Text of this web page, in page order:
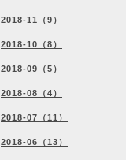
2018-11（9）
2018-10（8）
2018-09（5）
2018-08（4）
2018-07（11）
2018-06（13）